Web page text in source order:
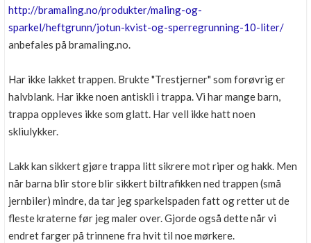
http://bramaling.no/produkter/maling-og-
sparkel/heftgrunn/jotun-kvist-og-sperregrunning-10-liter/
anbefales på bramaling.no.
Har ikke lakket trappen. Brukte "Trestjerner" som forøvrig er
halvblank. Har ikke noen antiskli i trappa. Vi har mange barn,
trappa oppleves ikke som glatt. Har vell ikke hatt noen
skliulykker.
Lakk kan sikkert gjøre trappa litt sikrere mot riper og hakk. Men
når barna blir store blir sikkert biltrafikken ned trappen (små
jernbiler) mindre, da tar jeg sparkelspaden fatt og retter ut de
fleste kraterne før jeg maler over. Gjorde også dette når vi
endret farger på trinnene fra hvit til noe mørkere.